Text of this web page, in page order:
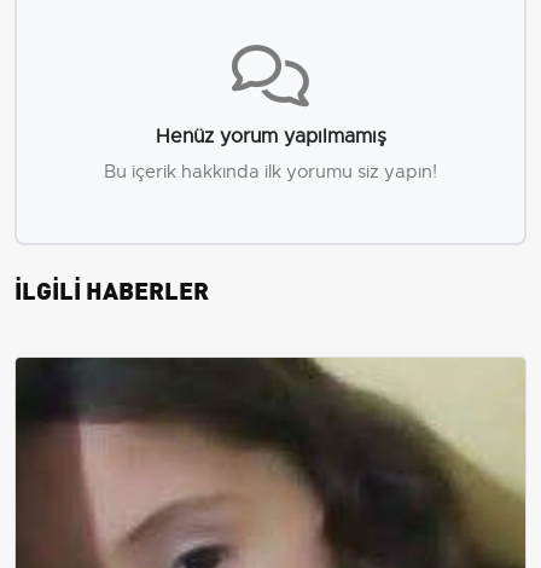
Henüz yorum yapılmamış
Bu içerik hakkında ilk yorumu siz yapın!
İLGİLİ HABERLER